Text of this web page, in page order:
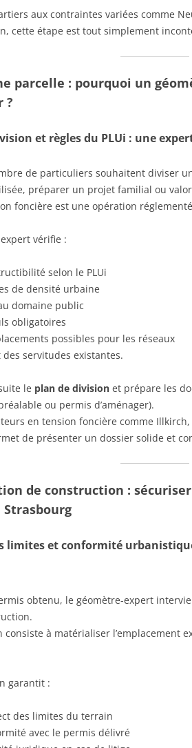
aux contraintes variées comme
cette étape est tout simplement
parcelle : pourquoi un
?
et règles du PLUi : une
de particuliers souhaitent diviser
préparer un projet familial ou
foncière est une opération
vérifie :
selon le PLUi
de densité urbaine
domaine public
obligatoires
possibles pour les réseaux
des servitudes existantes.
le plan de division et prépare les
ou permis d’aménager).
en tension foncière comme
de présenter un dossier solide et
de construction :
limites et conformité
obtenu, le géomètre-expert
consiste à matérialiser l’emplacement
garantit :
des limites du terrain
avec le permis délivré